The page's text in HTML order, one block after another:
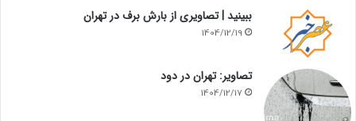
ببینید | تصاویری از بارش برف در تهران
1404/12/19
تصاویر: تهران در دود
1404/12/17